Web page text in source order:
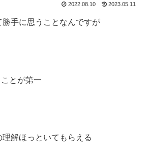
2022.08.10 2023.05.11
手に思うことなんですが
とが第一
解ほっといてもらえる